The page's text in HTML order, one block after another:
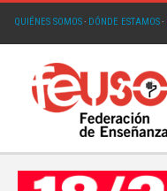
QUIÉNES SOMOS· DÓNDE ESTAMOS·